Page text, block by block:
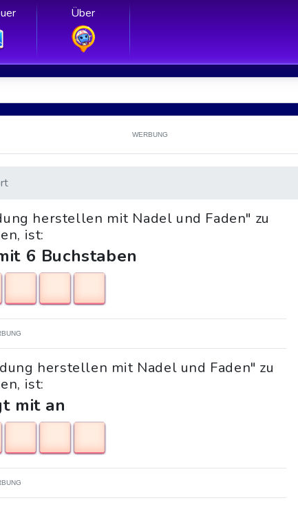
Über
WERBUNG
herstellen mit Nadel und Faden" zu
ist:
6 Buchstaben
herstellen mit Nadel und Faden" zu
ist:
mit an